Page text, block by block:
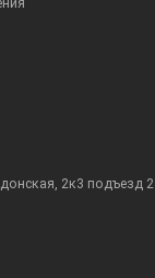
2к3 подъезд 2